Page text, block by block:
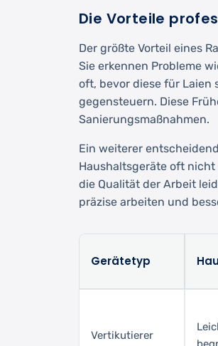
Die Vorteile
Der größte Vorteil eines
Sie erkennen Probleme
oft, bevor diese für Laien
gegensteuern. Diese
Sanierungsmaßnahmen.
Ein weiterer
Haushaltsgeräte oft
die Qualität der Arbeit
präzise arbeiten und
Gerätetyp
Vertikutierer